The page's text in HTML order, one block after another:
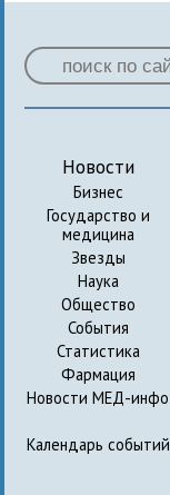
Новости
Бизнес
Государство и
медицина
Звезды
Наука
Общество
События
Статистика
Фармация
Новости МЕД-инфо
Календарь событий